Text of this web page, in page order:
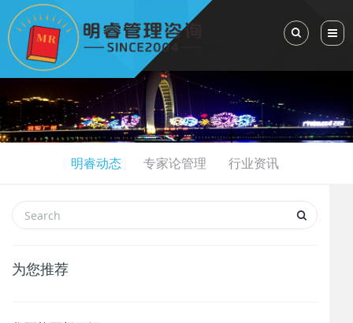
Toggle
明睿动态 专家论管理 行业资讯
为您推荐